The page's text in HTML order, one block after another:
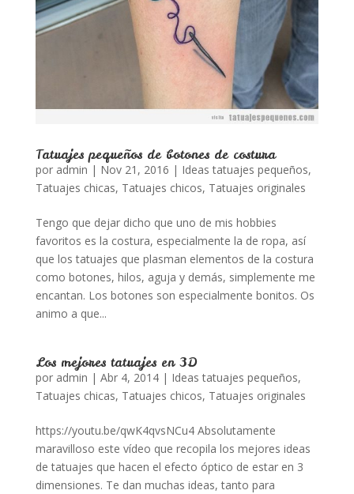
Tatuajes pequeños de botones de costura
por admin | Nov 21, 2016 | Ideas tatuajes pequeños,
Tatuajes chicas, Tatuajes chicos, Tatuajes originales
Tengo que dejar dicho que uno de mis hobbies
favoritos es la costura, especialmente la de ropa, así
que los tatuajes que plasman elementos de la costura
como botones, hilos, aguja y demás, simplemente me
encantan. Los botones son especialmente bonitos. Os
animo a que...
Los mejores tatuajes en 3D
por admin | Abr 4, 2014| Ideas tatuajes pequeños,
Tatuajes chicas, Tatuajes chicos, Tatuajes originales
https://youtu.be/qwK4qvsNCu4 Absolutamente
maravilloso este vídeo que recopila los mejores ideas
de tatuajes que hacen el efecto óptico de estar en 3
dimensiones. Te dan muchas ideas, tanto para